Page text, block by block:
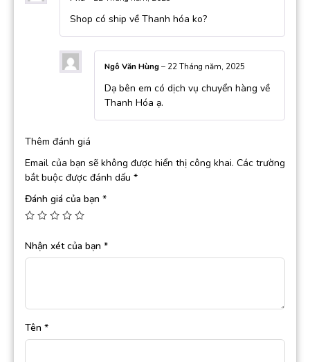
Shop có ship về Thanh hóa ko?
Ngô Văn Hùng– 22 Tháng năm, 2025
Dạ bên em có dịch vụ chuyển hàng về
Thanh Hóa ạ.
Thêm đánh giá
Email của bạn sẽ không được hiển thị công khai. Các trường
bắt buộc được đánh dấu *
Đánh giá của bạn *
Nhận xét của bạn *
Tên *